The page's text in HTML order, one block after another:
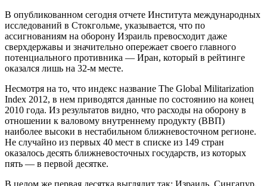
В опубликованном сегодня отчете Института международных
исследований в Стокгольме, указывается, что по
ассигнованиям на оборону Израиль превосходит даже
сверхдержавы и значительно опережает своего главного
потенциального противника — Иран, который в рейтинге
оказался лишь на 32-м месте.
Несмотря на то, что индекс название The Global Militarization
Index 2012, в нем приводятся данные по состоянию на конец
2010 года. Из результатов видно, что расходы на оборону в
отношении к валовому внутреннему продукту (ВВП)
наиболее высоки в нестабильном ближневосточном регионе.
Не случайно из первых 40 мест в списке из 149 стран
оказалось десять ближневосточных государств, из которых
пять — в первой десятке.
В целом же первая десятка выглядит так: Израиль, Сингапур,